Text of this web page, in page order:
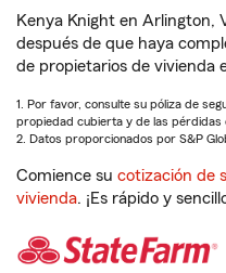
Kenya Knight en Arlington,
después de que haya
de propietarios de vivienda
1. Por favor, consulte su póliza de
propiedad cubierta y de las pérdidas
2. Datos proporcionados por S&P
Comience su cotización de
vivienda. ¡Es rápido y